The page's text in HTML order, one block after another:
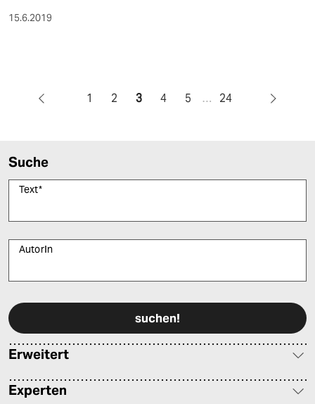
15.6.2019
1 2 3 4 5 … 24
Suche
Text*
AutorIn
Erweitert
Experten